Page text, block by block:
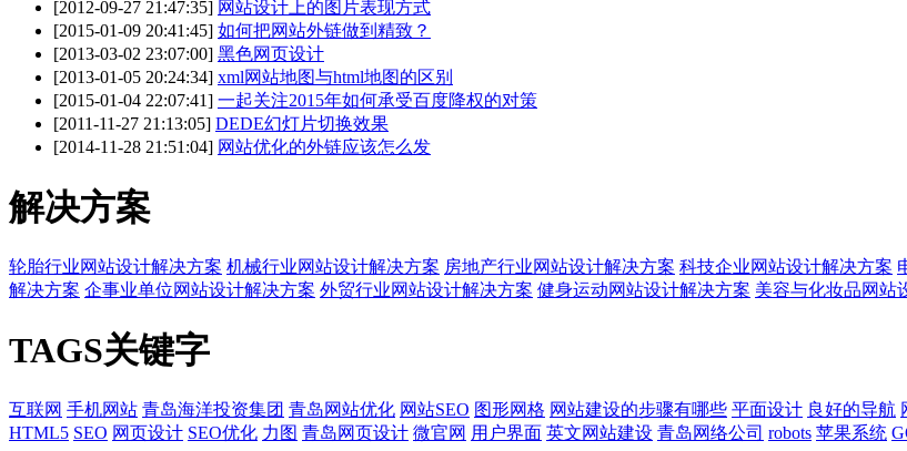
[2012-09-27 21:47:35] 网站设计上的图片表现方式
[2015-01-09 20:41:45] 如何把网站外链做到精致？
[2013-03-02 23:07:00] 黑色网页设计
[2013-01-05 20:24:34] xml网站地图与html地图的区别
[2015-01-04 22:07:41] 一起关注2015年如何承受百度降权的对策
[2011-11-27 21:13:05] DEDE幻灯片切换效果
[2014-11-28 21:51:04] 网站优化的外链应该怎么发
解决方案
轮胎行业网站设计解决方案 机械行业网站设计解决方案 房地产行业网站设计解决方案 科技企业网站设计解决方案
解决方案 企事业单位网站设计解决方案 外贸行业网站设计解决方案 健身运动网站设计解决方案 美容与化妆品网站
TAGS关键字
互联网 手机网站 青岛海洋投资集团 青岛网站优化 网站SEO 图形网格 网站建设的步骤有哪些 平面设计 良好的导航
HTML5 SEO 网页设计 SEO优化 力图 青岛网页设计 微官网 用户界面 英文网站建设 青岛网络公司 robots 苹果系统